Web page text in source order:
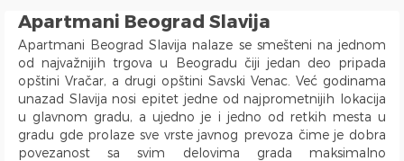
Tuš Kada
Hidromasažna Tuš kabina
Tuš Kabina
Hidromasažna Kada
Tursko Kupatilo
Bide
Dnevni odmor
Dozvoljeni Ljubimci
Dozvoljeno Pušenje
Pogodno za invalide
Lift
Proslave
Bazen
Krevet na Sprat
Kauč na rasklapanje
Garnitura na Rasklapanje
Dečiji Krevetac
Orman
Radni Sto
Čiviluk
Kablovski Kanali
Satelitski Kanali
TV
Flat Screen TV
LCD TV
Mini Linija
DVD Plejer
Etažno Grejanje
Norveški Radijatori
TA Peć
Rerna
Mikrotalasna
Toster
Ketler
Aparat za Kafu
Frižider
Dvorište
Sobe
Gotovinski račun
Preko Računa Firme
Vukov Spomenik
Centar Zemun
Resavska
Prote Mateje
Aerodrom Nikola Tesla
Vojnomedicinska akademija
Beograd na vodi
Aparati za Gašenje Požara
Interfon
Blindirana Vrata
H Brava
Alarm
Video nadzor
Apartmani Beograd Slavija
Apartmani Beograd Slavija nalaze se smešteni na jednom
od najvažnijih trgova u Beogradu čiji jedan deo pripada
opštini Vračar, a drugi opštini Savski Venac. Već godinama
unazad Slavija nosi epitet jedne od najprometnijih lokacija
u glavnom gradu, a ujedno je i jedno od retkih mesta u
gradu gde prolaze sve vrste javnog prevoza čime je dobra
povezanost sa svim delovima grada maksimalno